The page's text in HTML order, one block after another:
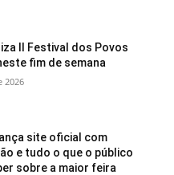
II Festival dos Povos
fim de semana
2026
site oficial com
e tudo o que o público
sobre a maior feira